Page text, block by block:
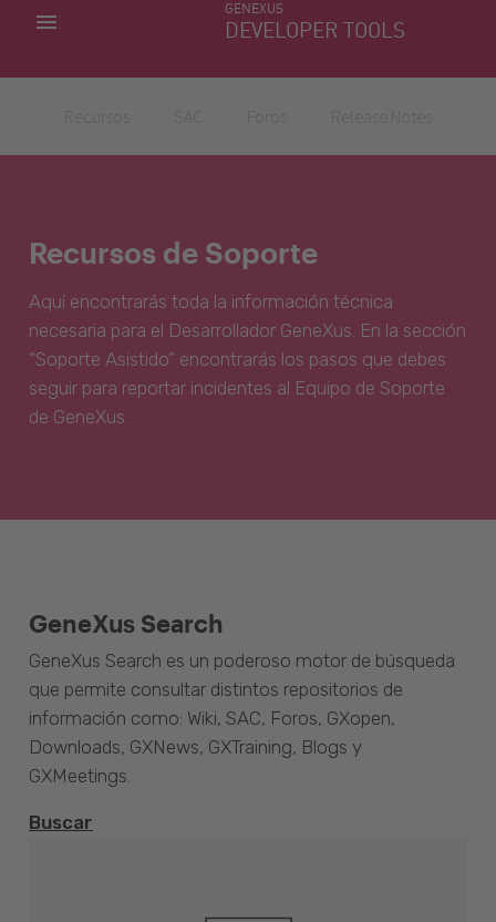
GENEXUS
DEVELOPER TOOLS
MIS APLICACIONES
Recursos de Soporte
Aquí encontrarás toda la información técnica
necesaria para el Desarrollador GeneXus. En la sección
“Soporte Asistido” encontrarás los pasos que debes
seguir para reportar incidentes al Equipo de Soporte
de GeneXus.
GeneXus Search
GeneXus Search es un poderoso motor de búsqueda
que permite consultar distintos repositorios de
información como: Wiki, SAC, Foros, GXopen,
Downloads, GXNews, GXTraining, Blogs y
GXMeetings.
Buscar